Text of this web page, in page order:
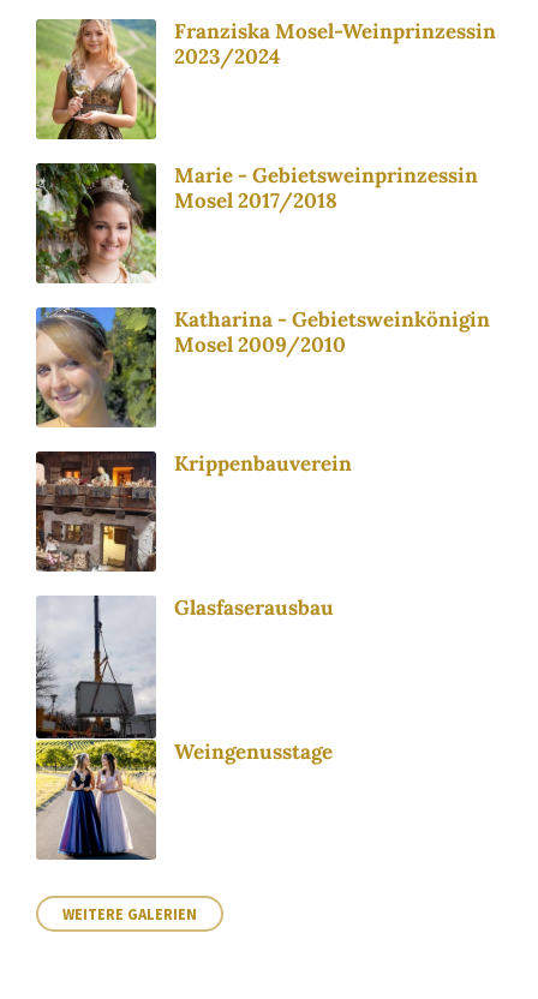
Franziska Mosel-Weinprinzessin
2023/2024
Marie - Gebietsweinprinzessin
Mosel 2017/2018
Katharina - Gebietsweinkönigin
Mosel 2009/2010
Krippenbauverein
Glasfaserausbau
Weingenusstage
WEITERE GALERIEN